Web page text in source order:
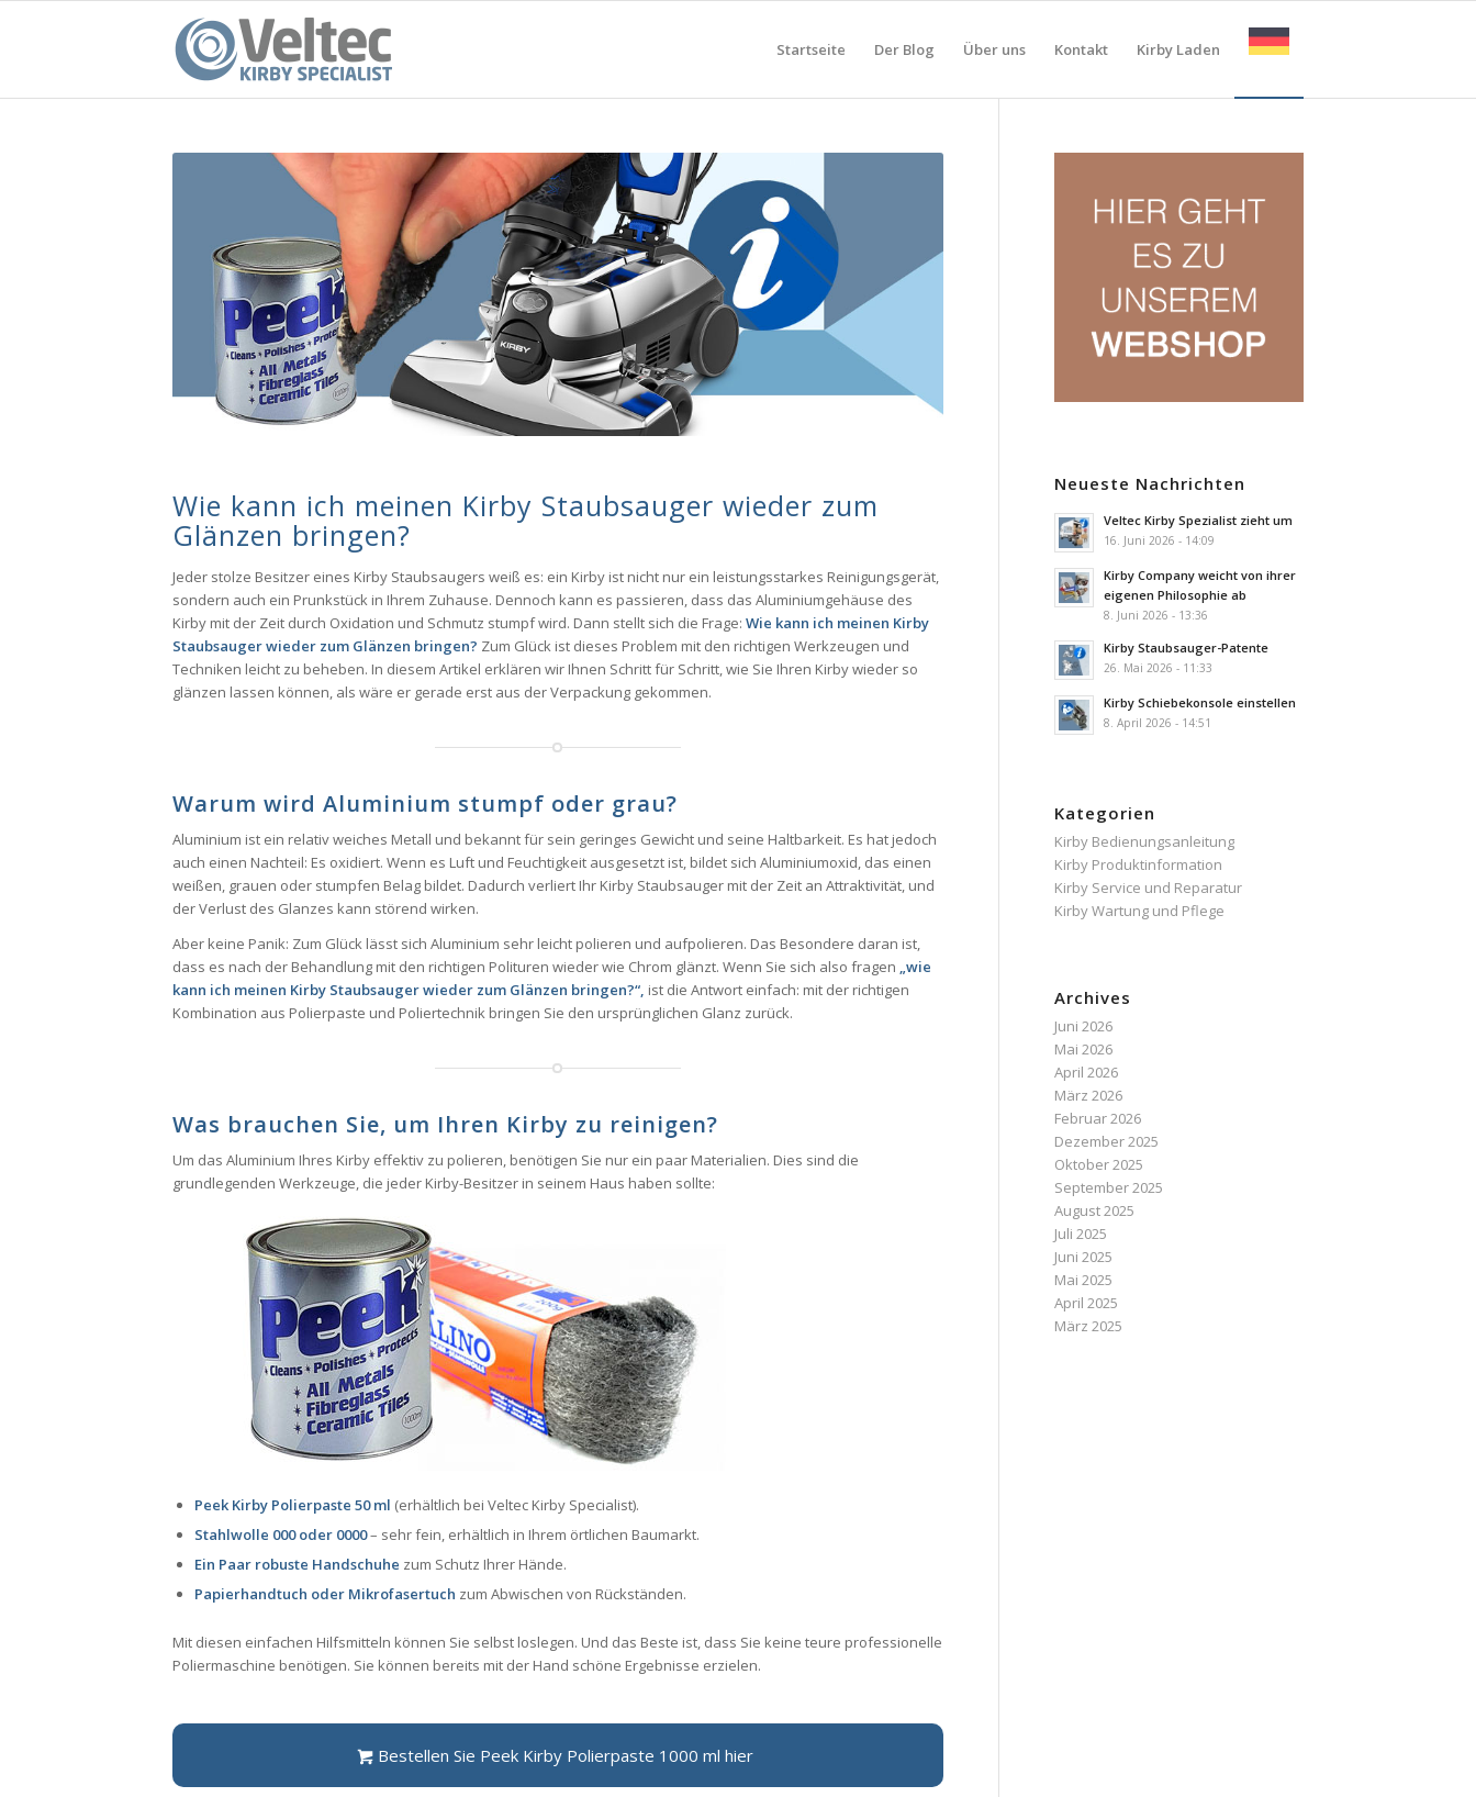
Startseite Der Blog Über uns Kontakt Kirby Laden
Wie kann ich meinen Kirby Staubsauger wieder zum
Glänzen bringen?
Jeder stolze Besitzer eines Kirby Staubsaugers weiß es: ein Kirby ist nicht nur ein leistungsstarkes Reinigungsgerät,
sondern auch ein Prunkstück in Ihrem Zuhause. Dennoch kann es passieren, dass das Aluminiumgehäuse des
Kirby mit der Zeit durch Oxidation und Schmutz stumpf wird. Dann stellt sich die Frage: Wie kann ich meinen Kirby
Staubsauger wieder zum Glänzen bringen? Zum Glück ist dieses Problem mit den richtigen Werkzeugen und
Techniken leicht zu beheben. In diesem Artikel erklären wir Ihnen Schritt für Schritt, wie Sie Ihren Kirby wieder so
glänzen lassen können, als wäre er gerade erst aus der Verpackung gekommen.
Warum wird Aluminium stumpf oder grau?
Aluminium ist ein relativ weiches Metall und bekannt für sein geringes Gewicht und seine Haltbarkeit. Es hat jedoch
auch einen Nachteil: Es oxidiert. Wenn es Luft und Feuchtigkeit ausgesetzt ist, bildet sich Aluminiumoxid, das einen
weißen, grauen oder stumpfen Belag bildet. Dadurch verliert Ihr Kirby Staubsauger mit der Zeit an Attraktivität, und
der Verlust des Glanzes kann störend wirken.
Aber keine Panik: Zum Glück lässt sich Aluminium sehr leicht polieren und aufpolieren. Das Besondere daran ist,
dass es nach der Behandlung mit den richtigen Polituren wieder wie Chrom glänzt. Wenn Sie sich also fragen „wie
kann ich meinen Kirby Staubsauger wieder zum Glänzen bringen?“, ist die Antwort einfach: mit der richtigen
Kombination aus Polierpaste und Poliertechnik bringen Sie den ursprünglichen Glanz zurück.
Was brauchen Sie, um Ihren Kirby zu reinigen?
Um das Aluminium Ihres Kirby effektiv zu polieren, benötigen Sie nur ein paar Materialien. Dies sind die
grundlegenden Werkzeuge, die jeder Kirby-Besitzer in seinem Haus haben sollte:
Peek Kirby Polierpaste 50 ml (erhältlich bei Veltec Kirby Specialist).
Stahlwolle 000 oder 0000– sehr fein, erhältlich in Ihrem örtlichen Baumarkt.
Ein Paar robuste Handschuhe zum Schutz Ihrer Hände.
Papierhandtuch oder Mikrofasertuch zum Abwischen von Rückständen.
Mit diesen einfachen Hilfsmitteln können Sie selbst loslegen. Und das Beste ist, dass Sie keine teure professionelle
Poliermaschine benötigen. Sie können bereits mit der Hand schöne Ergebnisse erzielen.
Bestellen Sie Peek Kirby Polierpaste 1000 ml hier
Neueste Nachrichten
Veltec Kirby Spezialist zieht um
16. Juni 2026 - 14:09
Kirby Company weicht von ihrer
eigenen Philosophie ab
8. Juni 2026 - 13:36
Kirby Staubsauger-Patente
26. Mai 2026 - 11:33
Kirby Schiebekonsole einstellen
8. April 2026 - 14:51
Kategorien
Kirby Bedienungsanleitung
Kirby Produktinformation
Kirby Service und Reparatur
Kirby Wartung und Pflege
Archives
Juni 2026
Mai 2026
April 2026
März 2026
Februar 2026
Dezember 2025
Oktober 2025
September 2025
August 2025
Juli 2025
Juni 2025
Mai 2025
April 2025
März 2025